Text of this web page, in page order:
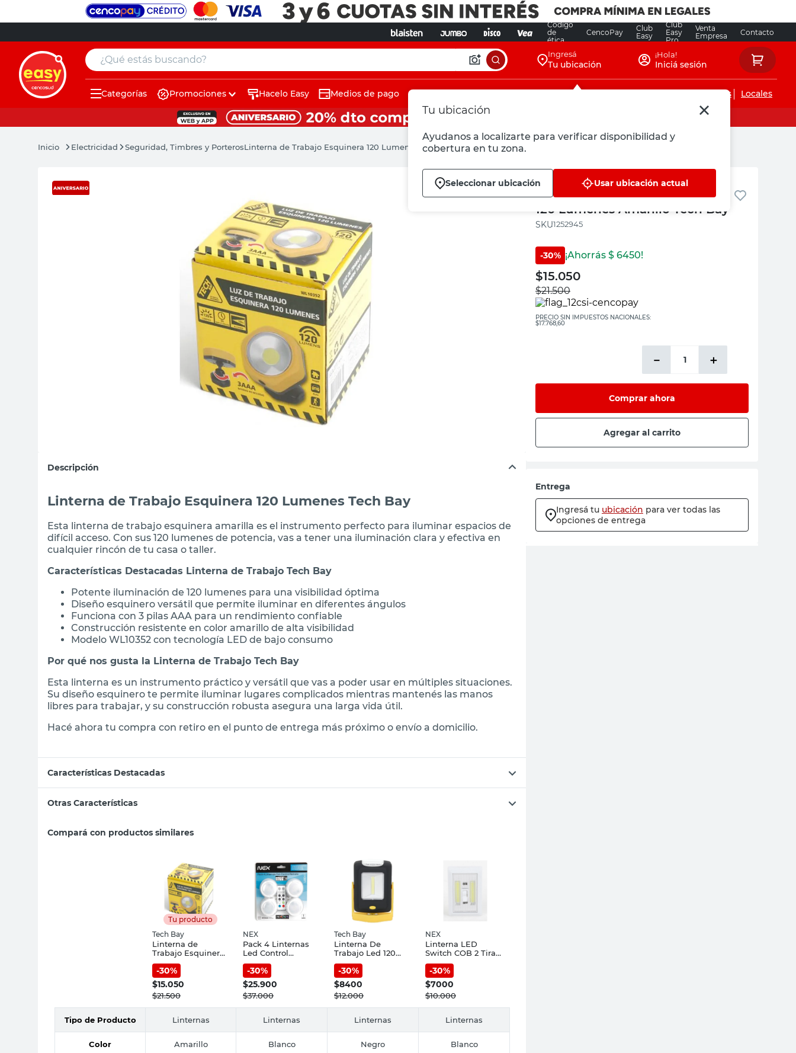
Código
de
ética
CencoPay
Club
Easy
Club
Easy
Pro
Venta
Empresa
Contacto
¿Qué estás buscando? Ingresá
Tu ubicación
Tu ubicación
Ayudanos a localizarte para verificar disponibilidad y
cobertura en tu zona.
Seleccionar ubicación Usar ubicación actual
¡Hola!
Iniciá sesión
Categorías Promociones Hacelo Easy Medios de pago Servicios de instalaciones Locales
Electricidad Seguridad, Timbres y PorterosLinterna de Trabajo Esquinera 120 Lumenes Amarillo Tech Bay
Descripción
Linterna de Trabajo Esquinera 120 Lumenes Tech Bay
Esta linterna de trabajo esquinera amarilla es el instrumento perfecto para iluminar espacios de
difícil acceso. Con sus 120 lumenes de potencia, vas a tener una iluminación clara y efectiva en
cualquier rincón de tu casa o taller.
Características Destacadas Linterna de Trabajo Tech Bay
Potente iluminación de 120 lumenes para una visibilidad óptima
Diseño esquinero versátil que permite iluminar en diferentes ángulos
Funciona con 3 pilas AAA para un rendimiento confiable
Construcción resistente en color amarillo de alta visibilidad
Modelo WL10352 con tecnología LED de bajo consumo
Por qué nos gusta la Linterna de Trabajo Tech Bay
Esta linterna es un instrumento práctico y versátil que vas a poder usar en múltiples situaciones.
Su diseño esquinero te permite iluminar lugares complicados mientras mantenés las manos
libres para trabajar, y su construcción robusta asegura una larga vida útil.
Hacé ahora tu compra con retiro en el punto de entrega más próximo o envío a domicilio.
Características Destacadas
Otras Características
Compará con productos similares
Tu producto
Tech Bay
Linterna de
Trabajo Esquinera
120 Lumenes
Amarillo Tech Bay
-30%
$15.050
$21.500
NEX
Pack 4 Linternas
Led Control
Remoto 7 Hs Nex
-30%
$25.900
$37.000
Tech Bay
Linterna De
Trabajo Led 120
Lúmenes
Recargable Con
Base Negro Tech
Bay
-30%
$8400
$12.000
NEX
Linterna LED
Switch COB 2 Tiras
4 Pilas AAA Blanco
Nex
-30%
$7000
$10.000
Tipo de Producto Linternas Linternas Linternas Linternas
Color Amarillo Blanco Negro Blanco
Tech Bay
Linterna de Trabajo Esquinera
120 Lumenes Amarillo Tech Bay
:1252945
-30% ¡Ahorrás $ 6450!
$15.050
$21.500
PRECIO SIN IMPUESTOS NACIONALES:
$17.768,60
＋
－
Comprar ahora
Agregar al carrito
Entrega
Ingresá tu ubicación para ver todas las
opciones de entrega
muebles